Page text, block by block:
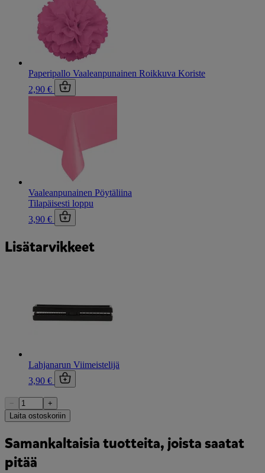
Paperipallo Vaaleanpunainen Roikkuva Koriste
2,90 €
Vaaleanpunainen Pöytäliina
Tilapäisesti loppu
3,90 €
Lisätarvikkeet
Lahjanarun Viimeistelijä
3,90 €
−
+
Laita ostoskoriin
Samankaltaisia tuotteita, joista saatat
pitää